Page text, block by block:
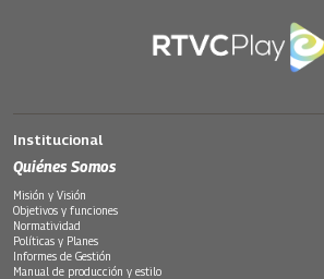
Institucional
Quiénes Somos
Misión y Visión
Objetivos y funciones
Normatividad
Políticas y Planes
Informes de Gestión
Manual de producción y estilo